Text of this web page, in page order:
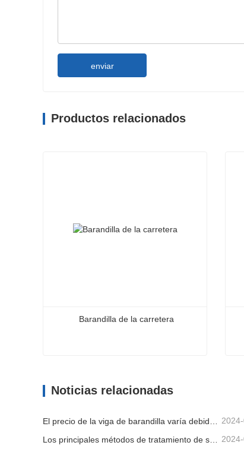
enviar
Productos relacionados
Barandilla de la carretera
Contacta ahora
Noticias relacionadas
Los principales métodos de tratamiento de superficies para vigas de barandilla.